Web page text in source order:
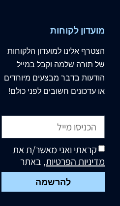
מועדון לקוחות
הצטרף אלינו למועדון הלקוחות
של תורה שלמה וקבל במייל
הודעות בדבר מבצעים מיוחדים
או עדכונים חשובים לפני כולם!
קראתי ואני מאשר/ת את
מדיניות הפרטיות, באתר
להרשמה